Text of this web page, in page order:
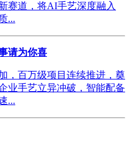
赛道，将AI手艺深度融入
...
请为你喜
，百万级项目连续推进，奠
业手艺立异冲破，智能配备
...